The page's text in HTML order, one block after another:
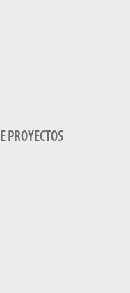
PROYECTOS